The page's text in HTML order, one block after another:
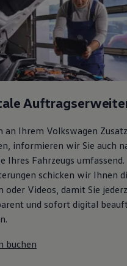
an Ihrem Volkswagen
informieren wir Sie auch
Ihres Fahrzeugs umfassend.
schicken wir Ihnen
oder Videos, damit Sie
und sofort digital
buchen